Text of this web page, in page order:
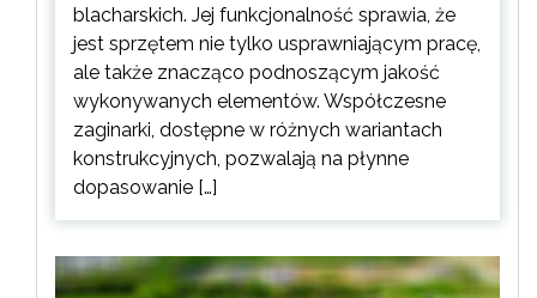
blacharskich. Jej funkcjonalność sprawia, że
jest sprzętem nie tylko usprawniającym pracę,
ale także znacząco podnoszącym jakość
wykonywanych elementów. Współczesne
zaginarki, dostępne w różnych wariantach
konstrukcyjnych, pozwalają na płynne
dopasowanie […]